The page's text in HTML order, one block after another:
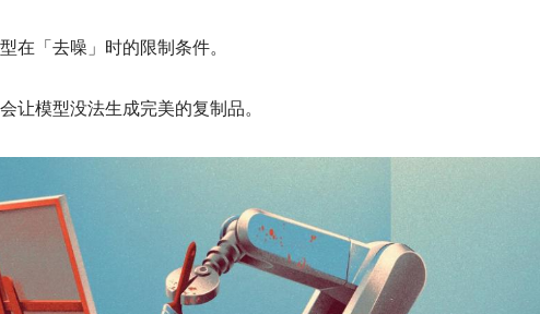
在「去噪」时的限制条件。
让模型没法生成完美的复制品。